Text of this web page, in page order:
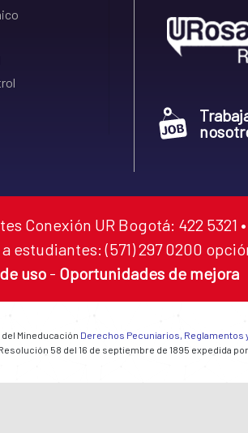
Conexión UR Bogotá: 422 5321
estudiantes: (571) 297 0200
uso - Oportunidades de mejora
Mineducación Derechos Pecuniarios, Reglamentos
58 del 16 de septiembre de 1895 expedida